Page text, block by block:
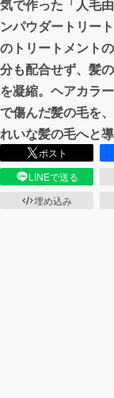
気で作った「人毛
ンパウダートリー
のトリートメント
分も配合せず、髪
を凝縮。ヘアカラ
で傷んだ髪の毛を
れいな髪の毛へと導
ポスト
LINEで送る
埋め込み